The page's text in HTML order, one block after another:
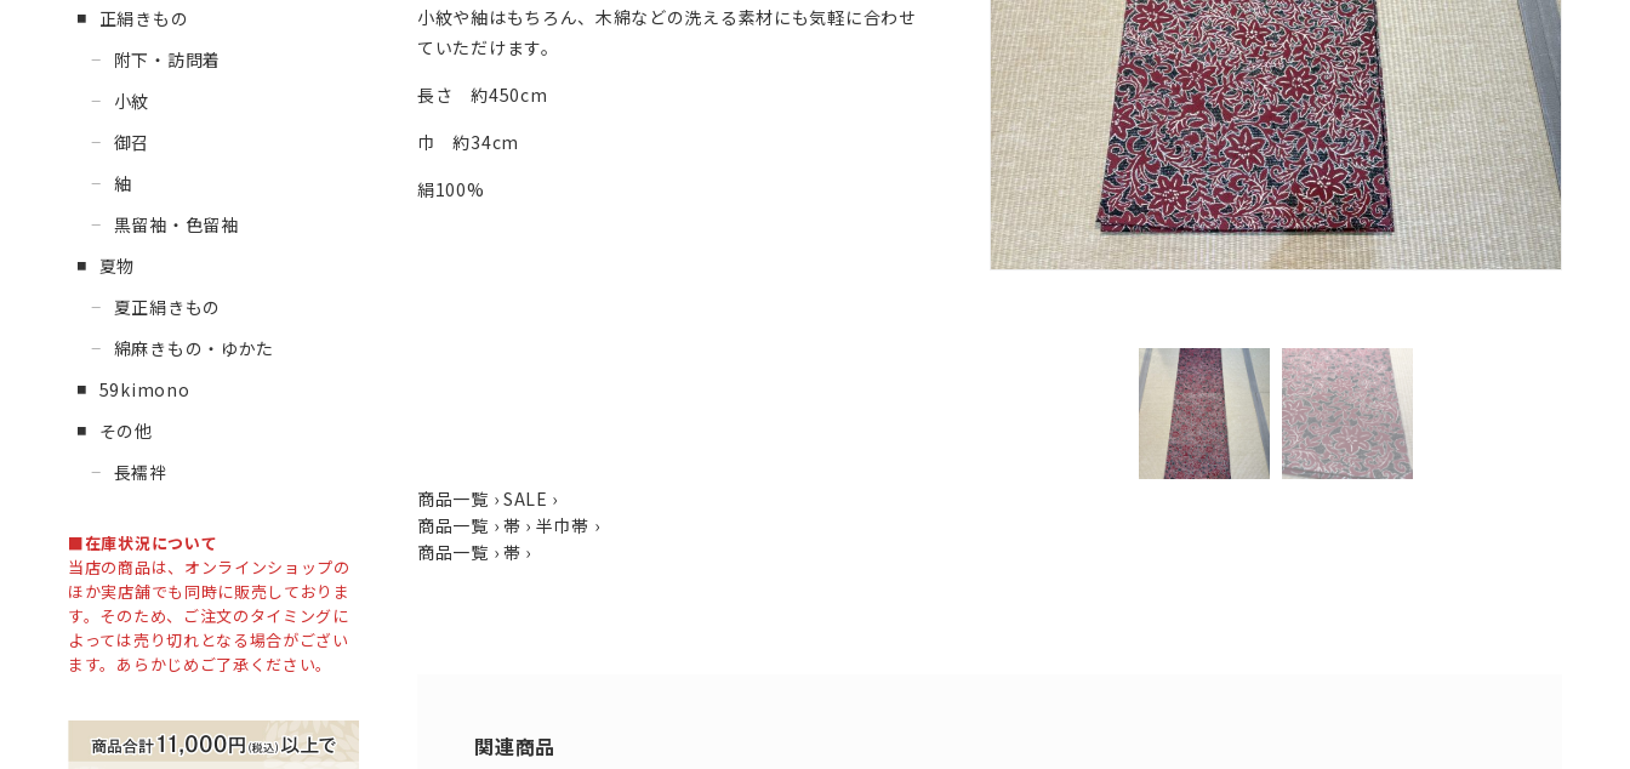
小紋や紬はもちろん、木綿などの洗える素材にも気軽に合わせ
ていただけます。
長さ 約450cm
巾 約34cm
絹100%
商品一覧 › SALE ›
商品一覧 › 帯 › 半巾帯 ›
商品一覧 › 帯 ›
関連商品
正絹きもの
附下・訪問着
小紋
御召
紬
黒留袖・色留袖
夏物
夏正絹きもの
綿麻きもの・ゆかた
59kimono
その他
長襦袢
■在庫状況について
当店の商品は、オンラインショップの
ほか実店舗でも同時に販売しておりま
す。そのため、ご注文のタイミングに
よっては売り切れとなる場合がござい
ます。あらかじめご了承ください。